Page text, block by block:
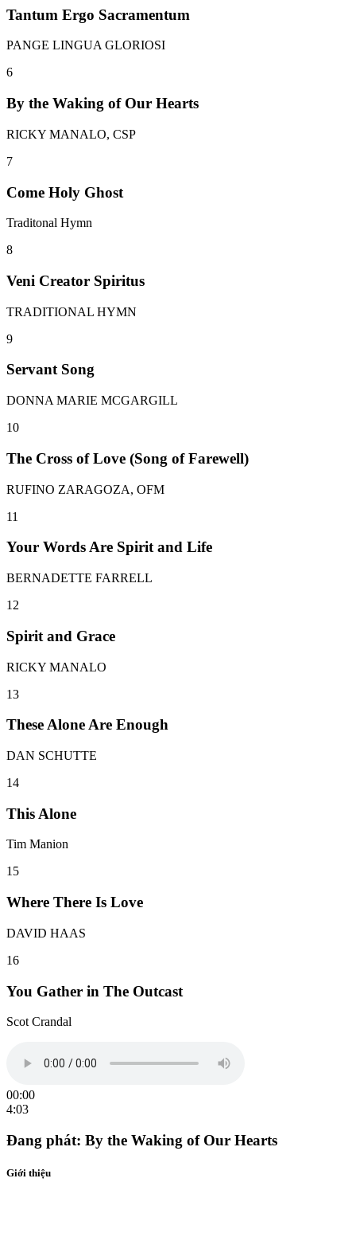
Tantum Ergo Sacramentum
PANGE LINGUA GLORIOSI
6
By the Waking of Our Hearts
RICKY MANALO, CSP
7
Come Holy Ghost
Traditonal Hymn
8
Veni Creator Spiritus
TRADITIONAL HYMN
9
Servant Song
DONNA MARIE MCGARGILL
10
The Cross of Love (Song of Farewell)
RUFINO ZARAGOZA, OFM
11
Your Words Are Spirit and Life
BERNADETTE FARRELL
12
Spirit and Grace
RICKY MANALO
13
These Alone Are Enough
DAN SCHUTTE
14
This Alone
Tim Manion
15
Where There Is Love
DAVID HAAS
16
You Gather in The Outcast
Scot Crandal
00:00
4:03
Đang phát: By the Waking of Our Hearts
Giới thiệu